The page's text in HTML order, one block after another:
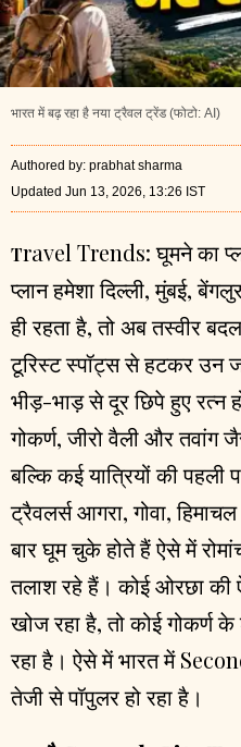
भारत में बढ़ रहा है नया ट्रैवल ट्रेंड (फोटो: AI)
Authored by: prabhat sharma
Updated Jun 13, 2026, 13:26 IST
Travel Trends:घूमने का
प्लान हमेशा दिल्ली, मुंबई,
ही रहता है, तो अब तस्वीर
टूरिस्ट स्पॉट्स से हटकर उन
भीड़-भाड़ से दूर छिपे हुए
गोकर्ण, जीरो वैली और तवांग
बल्कि कई यात्रियों की पहली
ट्रैवलर्स आगरा, गोवा,
बार घूम चुके होते हैं ऐसे में
तलाश रहे हैं। कोई ओरछा की
खोज रहा है, तो कोई गोकर्ण
रहा है। ऐसे में भारत में
तेजी से पॉपुलर हो रहा है।